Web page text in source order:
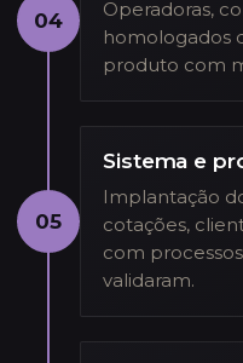
04
Operadoras,
homologados
produto com
05
Sistema e
Implantação
cotações,
com
validaram.